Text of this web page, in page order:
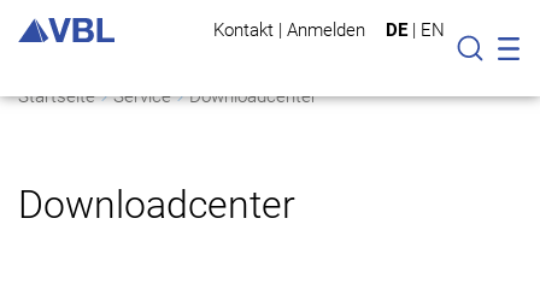
Kontakt | Anmelden DE | EN
Suche
Startseite Service Downloadcenter
Downloadcenter